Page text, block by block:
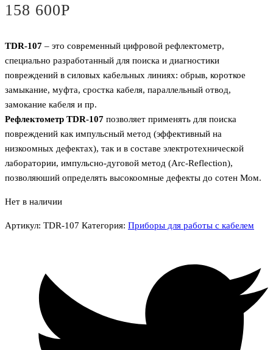
158 600Р
TDR-107 – это современный цифровой рефлектометр,
специально разработанный для поиска и диагностики
повреждений в силовых кабельных линиях: обрыв, короткое
замыкание, муфта, сростка кабеля, параллельный отвод,
замокание кабеля и пр.
Рефлектометр TDR-107 позволяет применять для поиска
повреждений как импульсный метод (эффективный на
низкоомных дефектах), так и в составе электротехнической
лаборатории, импульсно-дуговой метод (Arc-Reflection),
позволяюший определять высокоомные дефекты до сотен Мом.
Нет в наличии
Артикул: TDR-107 Категория: Приборы для работы с кабелем